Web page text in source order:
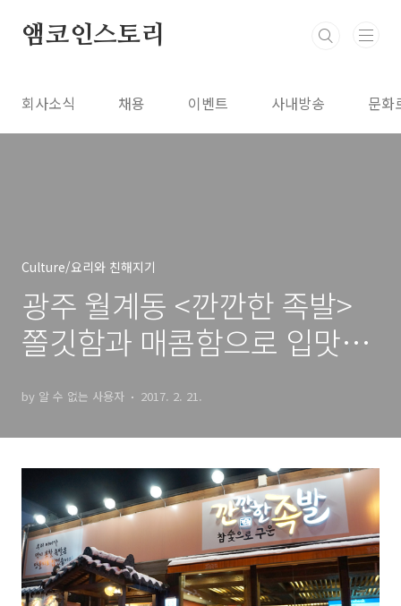
앰코인스토리
회사소식 채용 이벤트 사내방송 문화
Culture/요리와 친해지기
광주 월계동 <깐깐한 족발>
쫄깃함과 매콤함으로 입맛을
by 알 수 없는 사용자 2017. 2. 21.